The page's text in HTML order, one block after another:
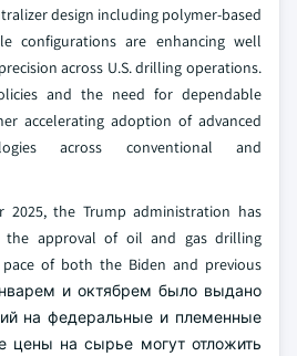
design including polymer-based
configurations are enhancing well
across U.S. drilling operations.
and the need for dependable
accelerating adoption of advanced
across conventional and
2025, the Trump administration has
the approval of oil and gas drilling
of both the Biden and previous
и октябрем было выдано
на федеральные и племенные
цены на сырье могут отложить